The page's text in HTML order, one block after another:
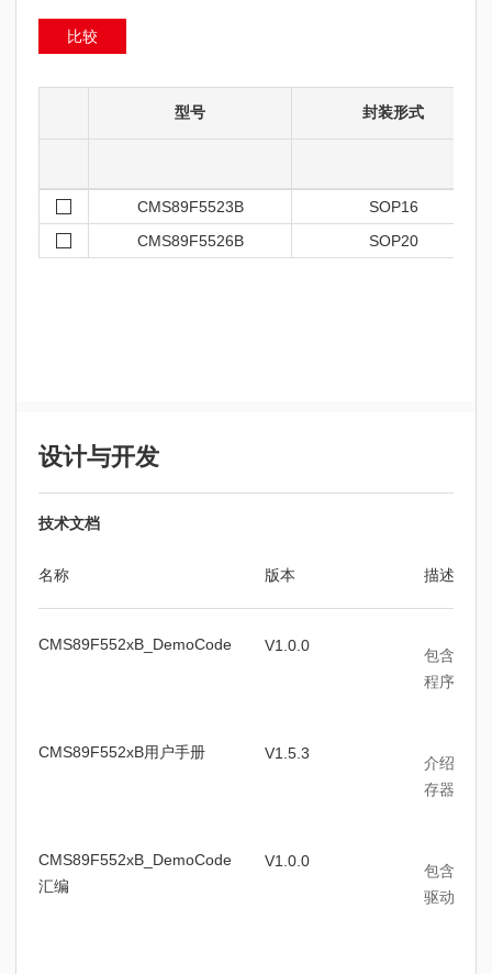
比较
型号 封装形式
CMS89F5523B
SOP16
CMS89F5526B
SOP20
设计与开发
技术文档
名称 版本 描述
CMS89F552xB_DemoCode V1.0.0
包含
程序和样
CMS89F552xB用户手册 V1.5.3
介绍
存器、时
CMS89F552xB_DemoCode
汇编
V1.0.0
包含
驱动程序